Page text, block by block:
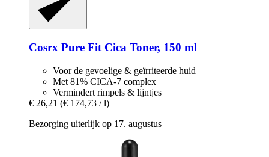
Cosrx Pure Fit Cica Toner, 150 ml
Voor de gevoelige & geïrriteerde huid
Met 81% CICA-7 complex
Vermindert rimpels & lijntjes
€ 26,21 (€ 174,73 / l)
Bezorging uiterlijk op 17. augustus